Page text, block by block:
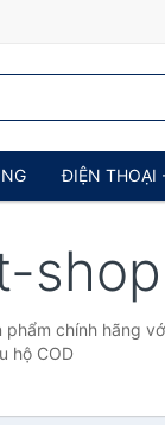
ĐIỆN THOẠI
chính hãng
hộ COD